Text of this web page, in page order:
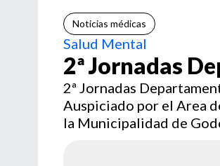
Noticias médicas
Salud Mental
2ª Jornadas
2ª Jornadas
Auspiciado por el Area
la Municipalidad de